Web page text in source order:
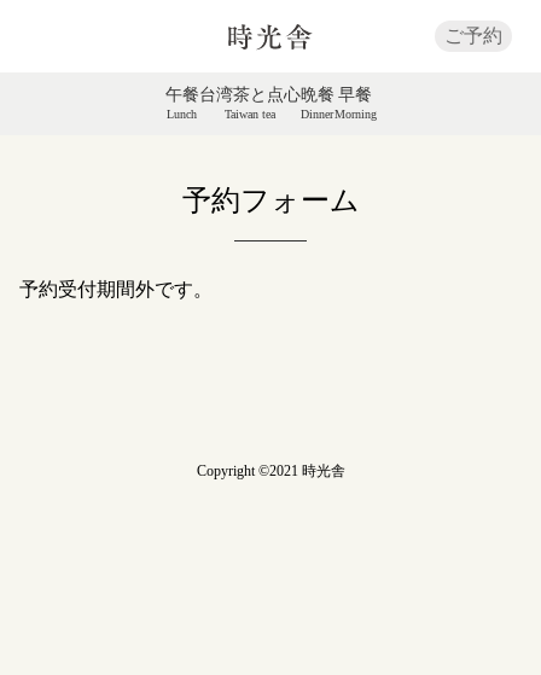
ご予約
午餐
Lunch
台湾茶と点心
Taiwan tea
晩餐
Dinner
早餐
Morning
予約フォーム
予約受付期間外です。
Copyright ©2021 時光舎